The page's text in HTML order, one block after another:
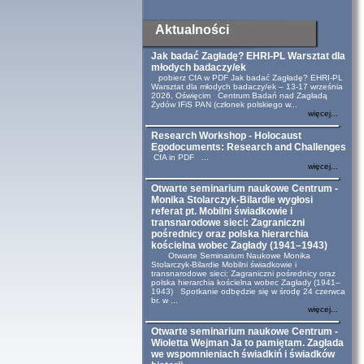
Aktualności
Jak badać Zagładę? EHRI-PL Warsztat dla
młodych badaczy/ek
pobierz CfA w PDF Jak badać Zagładę? EHRI-PL
Warsztat dla młodych badaczy/ek – 13-17 września
2026, Oświęcim Centrum Badań nad Zagładą
Żydów IFiS PAN (członek polskiego w...
więcej...
Research Workshop - Holocaust
Egodocuments: Research and Challenges
CfA in PDF ...
więcej...
Otwarte seminarium naukowe Centrum -
Monika Stolarczyk-Bilardie wygłosi
referat pt. Mobilni świadkowie i
transnarodowe sieci: Zagraniczni
pośrednicy oraz polska hierarchia
kościelna wobec Zagłady (1941–1943)
Otwarte Seminarium Naukowe Monika
Stolarczyk-Bilardie Mobilni świadkowie i
transnarodowe sieci: Zagraniczni pośrednicy oraz
polska hierarchia kościelna wobec Zagłady (1941–
1943) Spotkanie odbędzie się w środę 24 czerwca
br. w ...
więcej...
Otwarte seminarium naukowe Centrum -
Wioletta Wejman Ja to pamiętam. Zagłada
we wspomnieniach świadkiń i świadków